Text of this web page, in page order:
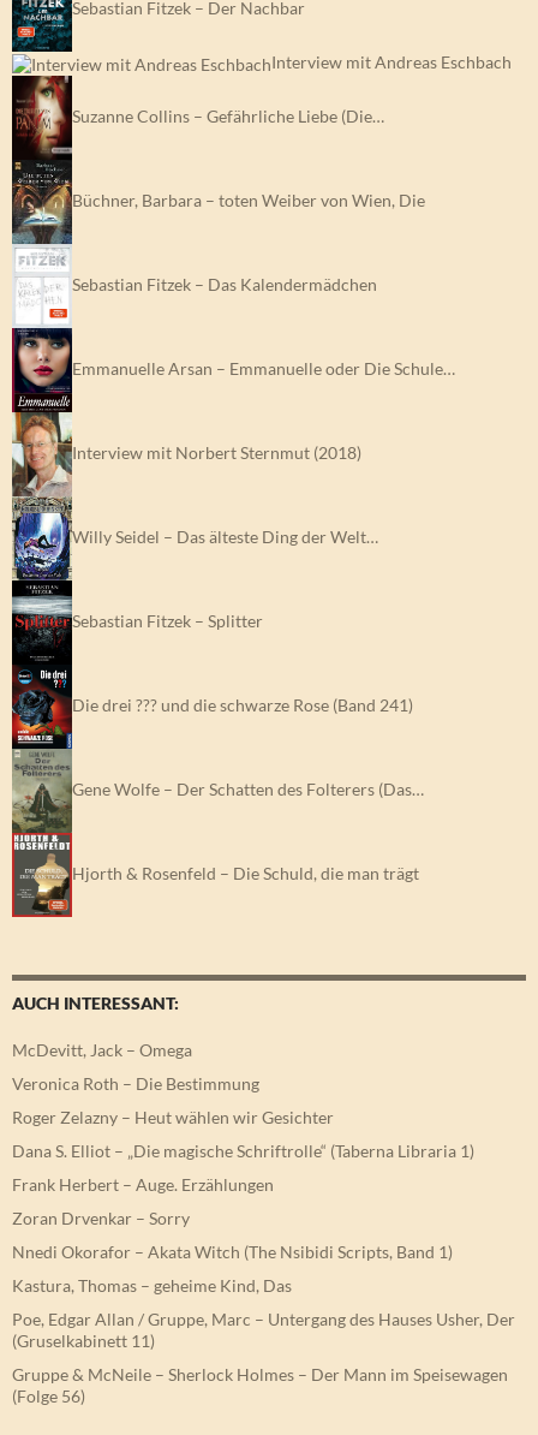
Sebastian Fitzek – Der Nachbar
Interview mit Andreas Eschbach
Suzanne Collins – Gefährliche Liebe (Die…
Büchner, Barbara – toten Weiber von Wien, Die
Sebastian Fitzek – Das Kalendermädchen
Emmanuelle Arsan – Emmanuelle oder Die Schule…
Interview mit Norbert Sternmut (2018)
Willy Seidel – Das älteste Ding der Welt…
Sebastian Fitzek – Splitter
Die drei ??? und die schwarze Rose (Band 241)
Gene Wolfe – Der Schatten des Folterers (Das…
Hjorth & Rosenfeld – Die Schuld, die man trägt
AUCH INTERESSANT:
McDevitt, Jack – Omega
Veronica Roth – Die Bestimmung
Roger Zelazny – Heut wählen wir Gesichter
Dana S. Elliot – „Die magische Schriftrolle“ (Taberna Libraria 1)
Frank Herbert – Auge. Erzählungen
Zoran Drvenkar – Sorry
Nnedi Okorafor – Akata Witch (The Nsibidi Scripts, Band 1)
Kastura, Thomas – geheime Kind, Das
Poe, Edgar Allan / Gruppe, Marc – Untergang des Hauses Usher, Der
(Gruselkabinett 11)
Gruppe & McNeile – Sherlock Holmes – Der Mann im Speisewagen
(Folge 56)